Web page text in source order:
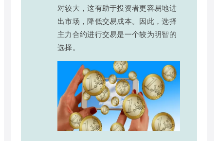
对较大，这有助于投资者更容易地进
出市场，降低交易成本。因此，选择
主力合约进行交易是一个较为明智的
选择。